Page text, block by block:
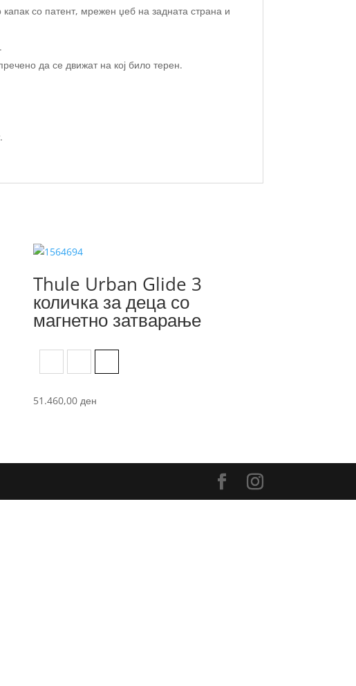
со патент, мрежен џеб на задната страна и
да се движат на кој било терен.
Thule Urban Glide 3
количка за деца со
магнетно затварање
51.460,00ден